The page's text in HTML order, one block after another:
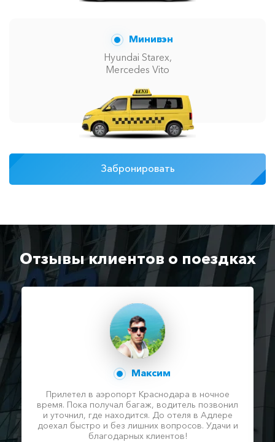
Минивэн
Hyundai Starex,
Mercedes Vito
Забронировать
Отзывы клиентов о поездках
Максим
Прилетел в аэропорт Краснодара в ночное
время. Пока получал багаж, водитель позвонил
и уточнил, где находится. До отеля в Адлере
доехал быстро и без лишних вопросов. Удачи и
благодарных клиентов!